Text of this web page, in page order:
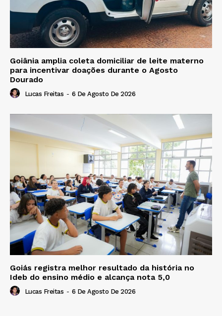
Goiânia amplia coleta domiciliar de leite materno
para incentivar doações durante o Agosto
Dourado
Lucas Freitas - 6 De Agosto De 2026
Goiás registra melhor resultado da história no
Ideb do ensino médio e alcança nota 5,0
Lucas Freitas - 6 De Agosto De 2026